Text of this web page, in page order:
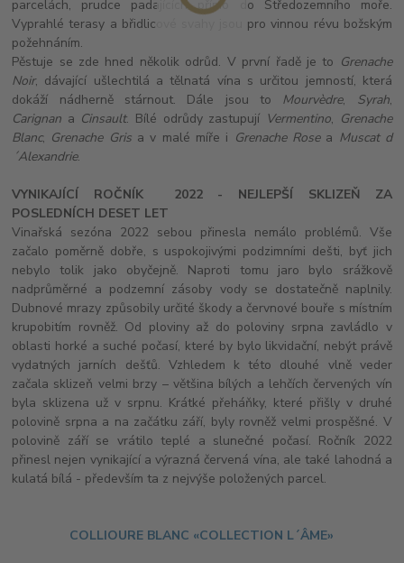
parcelách, prudce padajících přímo do Středozemního moře.
Vyprahlé terasy a břidlicové svahy jsou pro vinnou révu božským
požehnáním.
Pěstuje se zde hned několik odrůd. V první řadě je to Grenache
Noir, dávající ušlechtilá a tělnatá vína s určitou jemností, která
dokáží nádherně stárnout. Dále jsou to Mourvèdre, Syrah,
Carignan a Cinsault. Bílé odrůdy zastupují Vermentino, Grenache
Blanc, Grenache Grisa v malé míře i Grenache Rosea Muscat d
´Alexandrie.
VYNIKAJÍCÍ ROČNÍK 2022 - NEJLEPŠÍ SKLIZEŇ ZA
POSLEDNÍCH DESET LET
Vinařská sezóna 2022 sebou přinesla nemálo problémů. Vše
začalo poměrně dobře, s uspokojivými podzimními dešti, byť jich
nebylo tolik jako obyčejně. Naproti tomu jaro bylo srážkově
nadprůměrné a podzemní zásoby vody se dostatečně naplnily.
Dubnové mrazy způsobily určité škody a červnové bouře s místním
krupobitím rovněž. Od ploviny až do poloviny srpna zavládlo v
oblasti horké a suché počasí, které by bylo likvidační, nebýt právě
vydatných jarních dešťů. Vzhledem k této dlouhé vlně veder
začala sklizeň velmi brzy – většina bílých a lehčích červených vín
byla sklizena už v srpnu. Krátké přeháňky, které přišly v druhé
polovině srpna a na začátku září, byly rovněž velmi prospěšné. V
polovině září se vrátilo teplé a slunečné počasí. Ročník 2022
přinesl nejen vynikající a výrazná červená vína, ale také lahodná a
kulatá bílá - především ta z nejvýše položených parcel.
COLLIOURE BLANC «COLLECTION L´ÂME»